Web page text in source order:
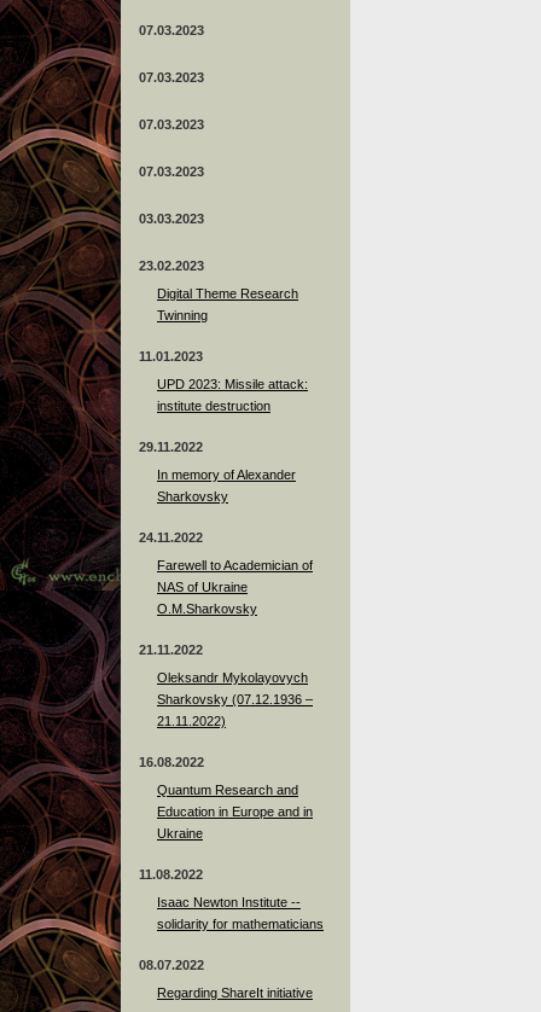
07.03.2023
07.03.2023
07.03.2023
07.03.2023
03.03.2023
23.02.2023
Digital Theme Research
Twinning
11.01.2023
UPD 2023: Missile attack:
institute destruction
29.11.2022
In memory of Alexander
Sharkovsky
24.11.2022
Farewell to Academician of
NAS of Ukraine
O.M.Sharkovsky
21.11.2022
Oleksandr Mykolayovych
Sharkovsky (07.12.1936 –
21.11.2022)
16.08.2022
Quantum Research and
Education in Europe and in
Ukraine
11.08.2022
Isaac Newton Institute --
solidarity for mathematicians
08.07.2022
Regarding ShareIt initiative